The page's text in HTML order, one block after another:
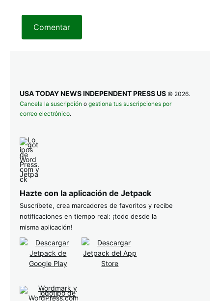
Comentar
USA TODAY NEWS INDEPENDENT PRESS US © 2026.
Cancela la suscripción o gestiona tus suscripciones por
correo electrónico.
Hazte con la aplicación de Jetpack
Suscríbete, crea marcadores de favoritos y recibe
notificaciones en tiempo real: ¡todo desde la
misma aplicación!